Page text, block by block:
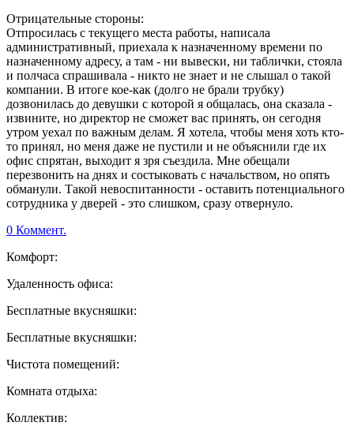
Отрицательные стороны:
Отпросилась с текущего места работы, написала
административный, приехала к назначенному времени по
назначенному адресу, а там - ни вывески, ни таблички, стояла
и полчаса спрашивала - никто не знает и не слышал о такой
компании. В итоге кое-как (долго не брали трубку)
дозвонилась до девушки с которой я общалась, она сказала -
извините, но директор не сможет вас принять, он сегодня
утром уехал по важным делам. Я хотела, чтобы меня хоть кто-
то принял, но меня даже не пустили и не объяснили где их
офис спрятан, выходит я зря съездила. Мне обещали
перезвонить на днях и состыковать с начальством, но опять
обманули. Такой невоспитанности - оставить потенциального
сотрудника у дверей - это слишком, сразу отвернуло.
0 Коммент.
Комфорт:
Удаленность офиса:
Бесплатные вкусняшки:
Бесплатные вкусняшки:
Чистота помещений:
Комната отдыха:
Коллектив: